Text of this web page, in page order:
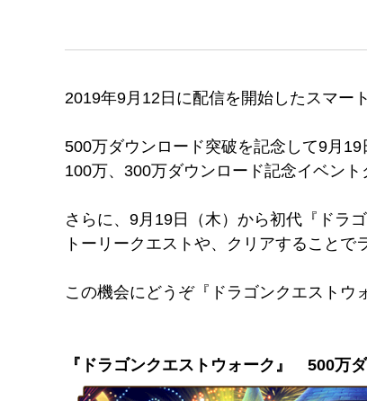
2019年9月12日に配信を開始したスマー
500万ダウンロード突破を記念して9月
100万、300万ダウンロード記念イベント
さらに、9月19日（木）から初代『ドラ
トーリークエストや、クリアすることで
この機会にどうぞ『ドラゴンクエストウ
『ドラゴンクエストウォーク』 500万